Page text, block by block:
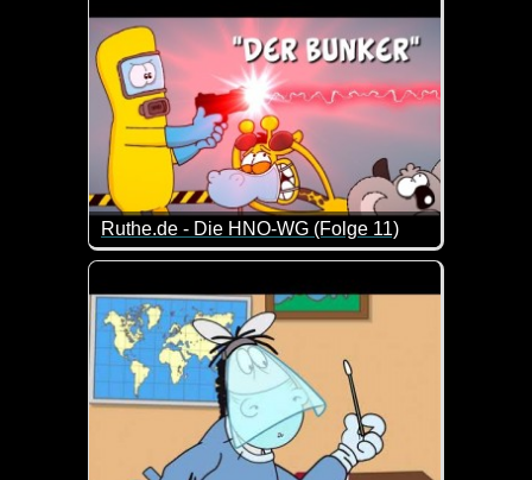
Ruthe.de - Die HNO-WG (Folge 11)
Eine neue Folge von den drei lustigen Gesellen